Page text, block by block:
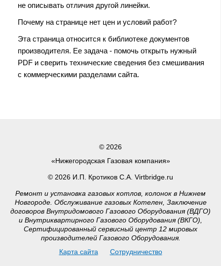
не описывать отличия другой линейки.
Почему на странице нет цен и условий работ?
Эта страница относится к библиотеке документов
производителя. Ее задача - помочь открыть нужный
PDF и сверить технические сведения без смешивания
с коммерческими разделами сайта.
© 2026
«Нижегородская Газовая компания»
© 2026 И.П. Кротиков С.А. Virtbridge.ru
Ремонт и установка газовых котлов, колонок в Нижнем
Новгороде. Обслуживание газовых Котелен, Заключение
договоров Внутридомового Газового Оборудования (ВДГО)
и Внутриквартирного Газового Оборудования (ВКГО),
Сертифицированный сервисный центр 12 мировых
производителей Газового Оборудования.
Карта сайта
Сотрудничество